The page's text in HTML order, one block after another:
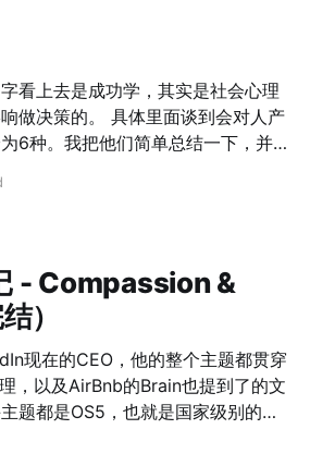
别人的成功的例子来证明自己文章
奋斗就没有可取之处么？ 鸡汤有
假例看上去是成功学，其实是社会心理
体里面谈到会对人产
6种。我把他们简单总结一下，并
于回报别人好处。 最常见的场
，可以很容易的站在更高的角度对
是互惠式让步；
意识的退步；这个可以用在谈判技
礼物，但现在用户被教育的越来越
- Compassion &
）
现在的CEO，他的整个主题都贯穿
，以及AirBnb的Brain也提到了的文
题都是OS5，也就是国家级别的